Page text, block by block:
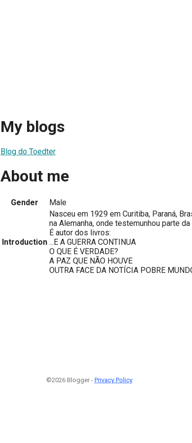
My blogs
Blog do Toedter
About me
Gender Male
Introduction
Nasceu em 1929 em Curitiba, Paraná,
na Alemanha, onde testemunhou parte
É autor dos livros:
...E A GUERRA CONTINUA
O QUE É VERDADE?
A PAZ QUE NÃO HOUVE
OUTRA FACE DA NOTÍCIA POBRE
©2026 Blogger - Privacy Policy